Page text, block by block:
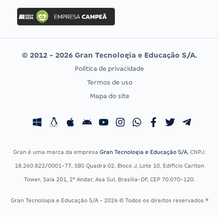
Concurso Ibama
Concurso MPU
Editais publicados
Vunesp
CONCURSOS POR PROFISSÃO
Concursos Fiscais
Residência Multiprofissional
EXAME DE ORDEM
Calendário OAB
© 2012 - 2026 Gran Tecnologia e Educação S/A.
Política de privacidade
Termos de uso
Mapa do site
Gran é uma marca da empresa Gran Tecnologia e Educação S/A, CNPJ:
18.260.822/0001-77, SBS Quadra 02, Bloco J, Lote 10, Edifício Carlton
Tower, Sala 201, 2º Andar, Asa Sul, Brasília-DF, CEP 70.070-120.
Gran Tecnologia e Educação S/A - 2026 © Todos os direitos reservados ®